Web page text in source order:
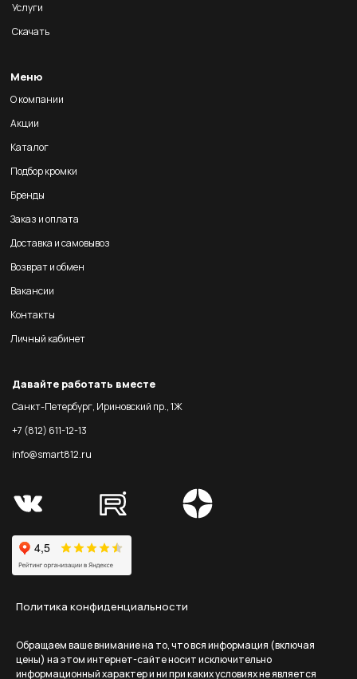
Услуги
Скачать
Меню
О компании
Акции
Каталог
Подбор кромки
Бренды
Заказ и оплата
Доставка и самовывоз
Возврат и обмен
Вакансии
Контакты
Личный кабинет
Давайте работать вместе
Санкт-Петербург, Ириновский пр., 1Ж
+7 (812) 611-12-13
info@smart812.ru
Политика конфиденциальности
Обращаем ваше внимание на то, что вся информация (включая
цены) на этом интернет-сайте носит исключительно
информационный характер и ни при каких условиях не является